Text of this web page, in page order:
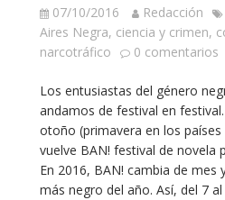
07/10/2016 Redacción
Aires Negra, ciencia y crimen,
narcotráfico
0 comentarios
Los entusiastas del género
andamos de festival en
otoño (primavera en los
vuelve BAN! festival de novela
En 2016, BAN! cambia de
más negro del año. Así, del 7